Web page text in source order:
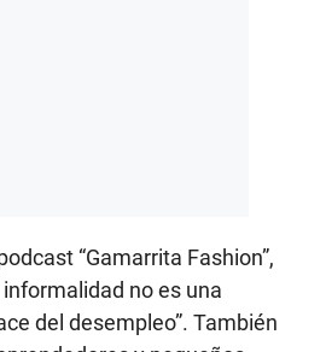
“Gamarrita Fashion”,
no es una
del desempleo”. También